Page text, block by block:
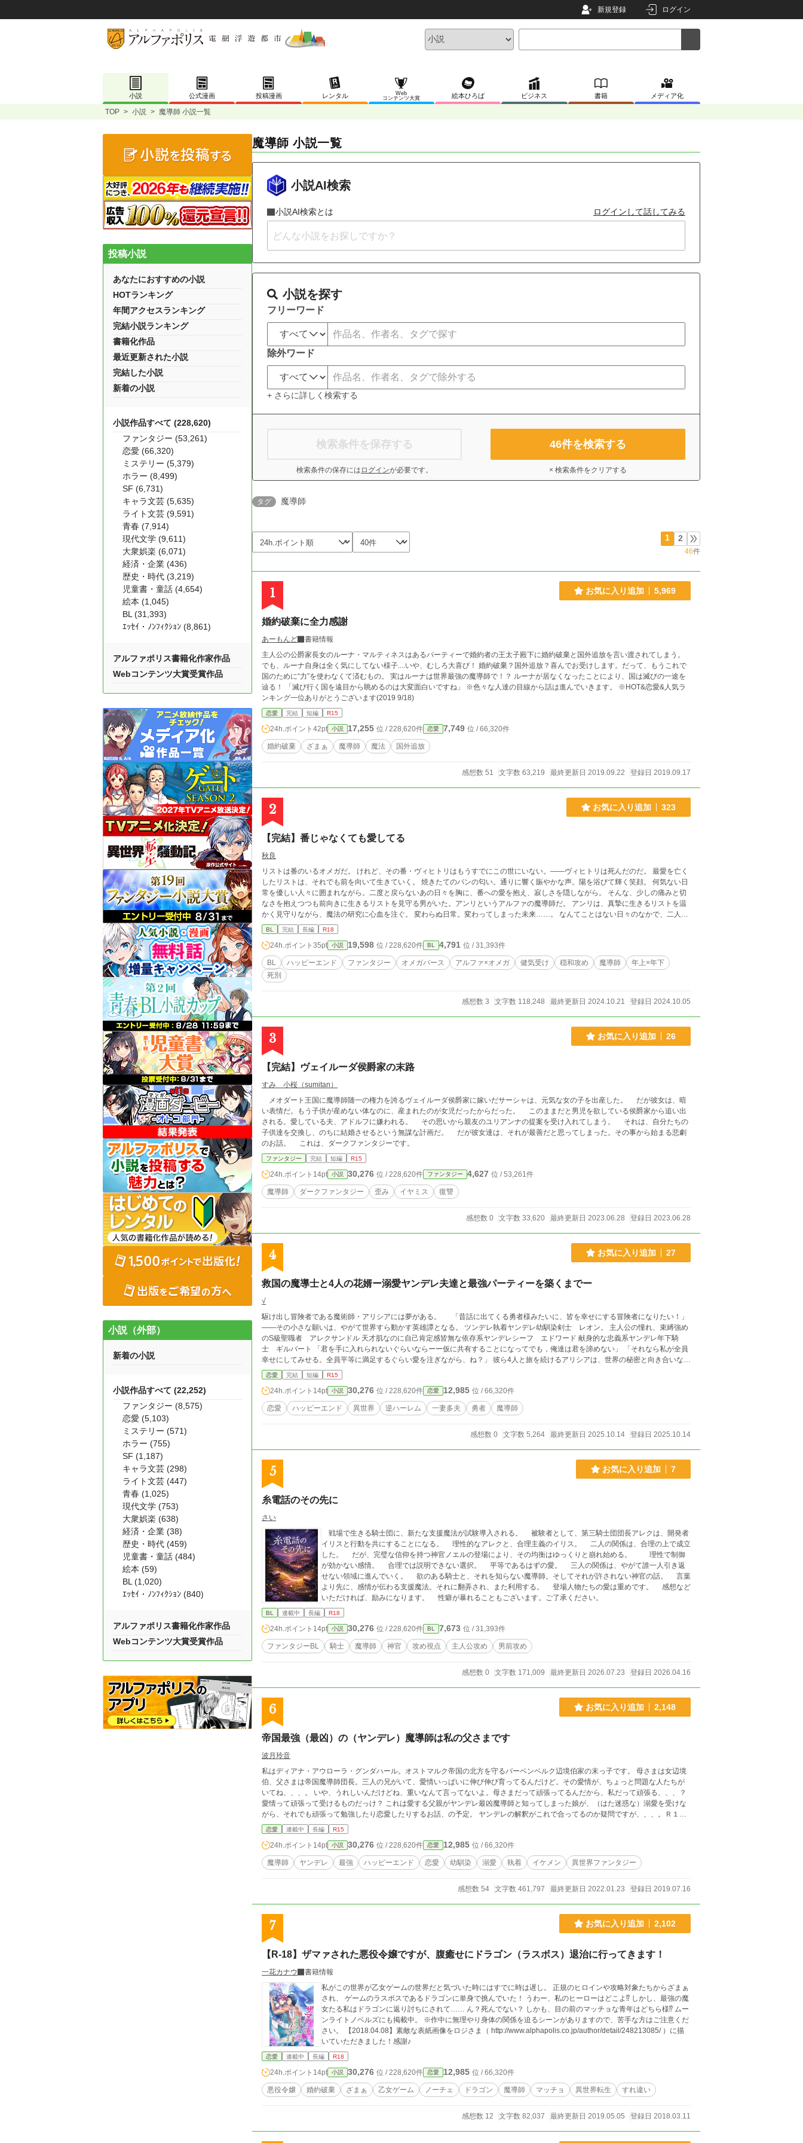
新規登録 ログイン
小説 公式漫画 投稿漫画 レンタル
Web
コンテンツ大賞
絵本ひろば ビジネス 書籍 メディア化
TOP > 小説 > 魔導師 小説一覧
魔導師 小説一覧
小説AI検索
小説AI検索とは ログインして話してみる
小説を探す
フリーワード
除外ワード
+ さらに詳しく検索する
検索条件を保存する
検索条件の保存には ログインが必要です。
46件を検索する
× 検索条件をクリアする
タグ 魔導師
1 2
46件
1 お気に入り追加 5,969
婚約破棄に全力感謝
あーもんど
書籍情報
主人公の公爵家長女のルーナ・マルティネスはあるパーティーで婚約者の王太子殿下に婚約破棄と国外追放を言い渡されてしまう。
でも、ルーナ自身は全く気にしてない様子....いや、むしろ大喜び！ 婚約破棄？国外追放？喜んでお受けします。だって、もうこれで
国のために“力”を使わなくて済むもの。 実はルーナは世界最強の魔導師で！？ ルーナが居なくなったことにより、国は滅びの一途を
辿る！ 「滅び行く国を遠目から眺めるのは大変面白いですね」 ※色々な人達の目線から話は進んでいきます。 ※HOT&恋愛&人気ラ
ンキング一位ありがとうございます(2019 9/18)
恋愛 完結 短編 R15
24h.ポイント 42pt 小説 17,255 位 / 228,620件 恋愛 7,749 位 / 66,320件
婚約破棄 ざまぁ 魔導師 魔法 国外追放
感想数 51 文字数 63,219 最終更新日 2019.09.22 登録日 2019.09.17
2 お気に入り追加 323
【完結】番じゃなくても愛してる
秋良
リストは番のいるオメガだ。 けれど、その番・ヴィヒトリはもうすでにこの世にいない。——ヴィヒトリは死んだのだ。 最愛を亡く
したリストは、それでも前を向いて生きていく。 焼きたてのパンの匂い。通りに響く賑やかな声。陽を浴びて輝く笑顔。 何気ない日
常を優しい人々に囲まれながら。二度と戻らないあの日々を胸に、番への愛を抱え、寂しさを隠しながら。 そんな、少しの痛みと切
なさを抱えつつも前向きに生きるリストを見守る男がいた。アンリというアルファの魔導師だ。 アンリは、真摯に生きるリストを温
かく見守りながら、魔法の研究に心血を注ぐ。 変わらぬ日常。変わってしまった未来……。 なんてことはない日々のなかで、二人の
関係性は次第に変化していき——。 【CP】 人のために魔法を研究する魔導師α(29歳)×番に先立たれても前向きに生きるΩ(24歳) 【注
意・その他】 ・サブタイトルに * ＝R18シーンあり(軽め含む) ・オメガバースで、独自解釈、独自設定を含みます。 ・攻めと受けの
R18シーンまではやや遠めです。 ・約12万字、全26話。 ・ムーンライトノベルズさんにも投稿しています。
BL 完結 長編 R18
24h.ポイント 35pt 小説 19,598 位 / 228,620件 BL 4,791 位 / 31,393件
BL ハッピーエンド ファンタジー オメガバース アルファ×オメガ 健気受け 穏和攻め 魔導師
年上×年下
死別
感想数 3 文字数 118,248 最終更新日 2024.10.21 登録日 2024.10.05
3 お気に入り追加 26
【完結】ヴェイルーダ侯爵家の末路
すみ 小桜（sumitan）
メオダート王国に魔導師随一の権力を誇るヴェイルーダ侯爵家に嫁いだサーシャは、元気な女の子を出産した。 だが彼女は、暗
い表情だ。もう子供が産めない体なのに、産まれたのが女児だったからだった。 このままだと男児を欲している侯爵家から追い出
される。愛している夫、アドルフに嫌われる。 その思いから親友のユリアンナの提案を受け入れてしまう。 それは、自分たちの
子供達を交換し、のちに結婚させるという無謀な計画だ。 だが彼女達は、それが最善だと思ってしまった。その事から始まる悲劇
のお話。 これは、ダークファンタジーです。
ファンタジー 完結 短編 R15
24h.ポイント 14pt 小説 30,276 位 / 228,620件 ファンタジー 4,627 位 / 53,261件
魔導師 ダークファンタジー 歪み イヤミス 復讐
感想数 0 文字数 33,620 最終更新日 2023.06.28 登録日 2023.06.28
4 お気に入り追加 27
救国の魔導士と4人の花婿ー溺愛ヤンデレ夫達と最強パーティーを築くまでー
√
駆け出し冒険者である魔術師・アリシアには夢がある。 「昔話に出てくる勇者様みたいに、皆を幸せにする冒険者になりたい！」
――その小さな願いは、やがて世界すら動かす英雄譚となる。 ツンデレ執着ヤンデレ幼馴染剣士 レオン。 主人公の憧れ、束縛強め
のS級聖職者 アレクサンドル 天才肌なのに自己肯定感皆無な依存系ヤンデレシーフ エドワード 献身的な忠義系ヤンデレ年下騎
士 ギルバート 「君を手に入れられないぐらいならーー仮に共有することになってでも，俺達は君を諦めない」 「それなら私が全員
幸せにしてみせる。全員平等に満足するぐらい愛を注ぎながら、ね？」 彼ら4人と旅を続けるアリシアは、世界の秘密と向き合いなが
ら、“最強”と“愛”の意味を知っていく。 これは愛と絆で世界を変える、とある魔導士の冒険譚。 何処までも自由な世界に生まれ落ち
た、強く愛情深い女魔導師がパーティーメンバーである4人の男と一緒に愛と力で世界を救う、最強の勇者に成長するお話です。 恋
愛＋冒険になります。 【注意】 この物語の世界観には、以下のような現実とは異なる文化・価値観が登場します。ご不安な方はご
注意ください。 子供の出来方がコウノトリ方式 多夫多妻も文化的に一般的 同性・異性婚も一般的、同性間でも子供ができる
いつか長編で書きたいけど逆ハー恋愛要素強めハイファンタジーって誰が読むの？ 感があるのでプロローグと一話だけとりあえ
恋愛 完結 短編 R15
24h.ポイント 14pt 小説 30,276 位 / 228,620件 恋愛 12,985 位 / 66,320件
恋愛 ハッピーエンド 異世界 逆ハーレム 一妻多夫 勇者 魔導師
感想数 0 文字数 5,264 最終更新日 2025.10.14 登録日 2025.10.14
5 お気に入り追加 7
糸電話のその先に
さい
戦場で生きる騎士団に、新たな支援魔法が試験導入される。 被験者として、第三騎士団団長アレクは、開発者
イリスと行動を共にすることになる。 理性的なアレクと、合理主義のイリス。 二人の関係は、合理の上で成立
した。 だが、完璧な信仰を持つ神官ノエルの登場により、その均衡はゆっくりと崩れ始める。 理性で制御
が効かない感情。 合理では説明できない選択。 平等であるはずの愛。 三人の関係は、やがて誰一人引き返
せない領域に進んでいく。 欲のある騎士と、それを知らない魔導師。そしてそれが許されない神官の話。 言葉
より先に、感情が伝わる支援魔法。それに翻弄され、また利用する。 登場人物たちの愛は重めです。 感想など
いただければ、励みになります。 性癖が暴れることもございます。ご了承ください。
BL 連載中 長編 R18
24h.ポイント 14pt 小説 30,276 位 / 228,620件 BL 7,673 位 / 31,393件
ファンタジーBL 騎士 魔導師 神官 攻め視点 主人公攻め 男前攻め
感想数 0 文字数 171,009 最終更新日 2026.07.23 登録日 2026.04.16
6 お気に入り追加 2,148
帝国最強（最凶）の（ヤンデレ）魔導師は私の父さまです
波月玲音
私はディアナ・アウローラ・グンダハール。オストマルク帝国の北方を守るバーベンベルク辺境伯家の末っ子です。 母さまは女辺境
伯、父さまは帝国魔導師団長。三人の兄がいて、愛情いっぱいに伸び伸び育ってるんだけど。その愛情が、ちょっと問題な人たちが
いてね、、、。 いや、うれしいんだけどね、重いなんて言ってないよ。母さまだって頑張ってるんだから、私だって頑張る、、、？
愛情って頑張って受けるものだっけ？ これは愛する父親がヤンデレ最凶魔導師と知ってしまった娘が、（はた迷惑な）溺愛を受けな
がら、それでも頑張って勉強したり恋愛したりするお話、の予定。 ヤンデレの解釈がこれで合ってるのか疑問ですが、、、。Ｒ１５
は保険です。 本人が主役を張る前に、大人たちが動き出してしまいましたが、一部の兄も暴走気味ですが、主役はあくまでディー、
の予定です。ただ、アルとエレオノーレにも色々言いたいことがあるようなので、ひと段落ごとに、番外編を入れたいと思ってま
す。 ７月２９日、章名を『本編に関係ありません』、で投稿した番外編ですが、多少関係してくるかも、と思い、番外編に変更しま
した。紛らわしくて申し訳ありません。
恋愛 連載中 長編 R15
24h.ポイント 14pt 小説 30,276 位 / 228,620件 恋愛 12,985 位 / 66,320件
魔導師 ヤンデレ 最強 ハッピーエンド 恋愛 幼馴染 溺愛 執着 イケメン 異世界ファンタジー
感想数 54 文字数 461,797 最終更新日 2022.01.23 登録日 2019.07.16
7 お気に入り追加 2,102
【R-18】ザマァされた悪役令嬢ですが、腹癒せにドラゴン（ラスボス）退治に行ってきます！
一花カナウ
書籍情報
私がこの世界が乙女ゲームの世界だと気づいた時にはすでに時は遅し。 正規のヒロインや攻略対象たちからざまぁ
され、 ゲームのラスボスであるドラゴンに単身で挑んでいた！ うわー、私のヒーローはどこよ⁉︎ しかし、最強の魔
女たる私はドラゴンに返り討ちにされて…… ん？死んでない？ しかも、目の前のマッチョな青年はどちら様⁉︎ ムー
ンライトノベルズにも掲載中。 ※作中に無理やり身体の関係を迫るシーンがありますので、苦手な方はご注意くだ
さい。 【2018.04.08】素敵な表紙画像をロジさま（ http://www.alphapolis.co.jp/author/detail/248213085/ ）に描
いていただきました！感謝♪
恋愛 連載中 長編 R18
24h.ポイント 14pt 小説 30,276 位 / 228,620件 恋愛 12,985 位 / 66,320件
悪役令嬢 婚約破棄 ざまぁ 乙女ゲーム ノーチェ ドラゴン 魔導師 マッチョ 異世界転生 すれ違い
感想数 12 文字数 82,037 最終更新日 2019.05.05 登録日 2018.03.11
投稿小説
あなたにおすすめの小説
HOTランキング
年間アクセスランキング
完結小説ランキング
書籍化作品
最近更新された小説
完結した小説
新着の小説
小説作品すべて (228,620)
ファンタジー (53,261)
恋愛 (66,320)
ミステリー (5,379)
ホラー (8,499)
SF (6,731)
キャラ文芸 (5,635)
ライト文芸 (9,591)
青春 (7,914)
現代文学 (9,611)
大衆娯楽 (6,071)
経済・企業 (436)
歴史・時代 (3,219)
児童書・童話 (4,654)
絵本 (1,045)
BL (31,393)
ｴｯｾｲ・ﾉﾝﾌｨｸｼｮﾝ (8,861)
アルファポリス書籍化作家作品
Webコンテンツ大賞受賞作品
小説（外部）
新着の小説
小説作品すべて (22,252)
ファンタジー (8,575)
恋愛 (5,103)
ミステリー (571)
ホラー (755)
SF (1,187)
キャラ文芸 (298)
ライト文芸 (447)
青春 (1,025)
現代文学 (753)
大衆娯楽 (638)
経済・企業 (38)
歴史・時代 (459)
児童書・童話 (484)
絵本 (59)
BL (1,020)
ｴｯｾｲ・ﾉﾝﾌｨｸｼｮﾝ (840)
アルファポリス書籍化作家作品
Webコンテンツ大賞受賞作品